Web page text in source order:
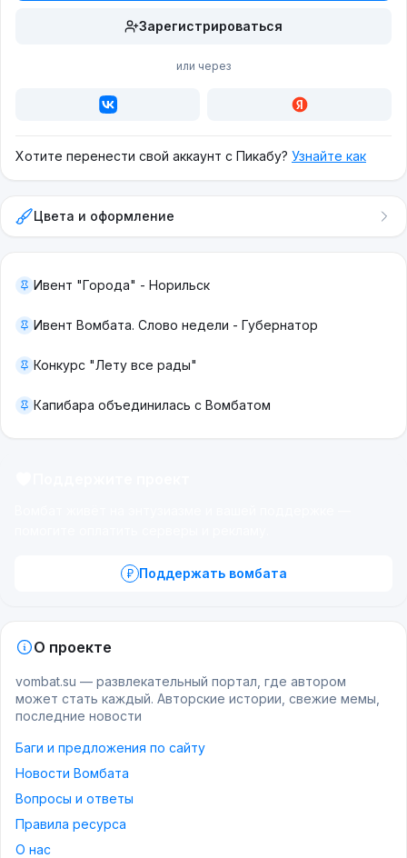
Зарегистрироваться
или через
Хотите перенести свой аккаунт с Пикабу? Узнайте как
Цвета и оформление
Ивент "Города" - Норильск
Ивент Вомбата. Слово недели - Губернатор
Конкурс "Лету все рады"
Капибара объединилась с Вомбатом
Поддержать вомбата
О проекте
vombat.su — развлекательный портал, где автором
может стать каждый. Авторские истории, свежие мемы,
последние новости
Баги и предложения по сайту
Новости Вомбата
Вопросы и ответы
Правила ресурса
О нас